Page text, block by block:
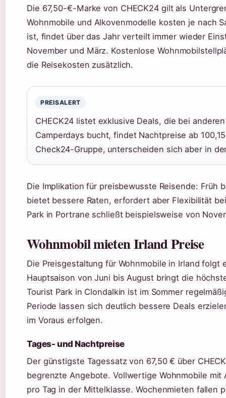
Die 67,50-€-Marke von CHECK24 gilt als
Wohnmobile und Alkovenmodelle kosten je nach
ist, findet über das Jahr verteilt immer wieder
November und März. Kostenlose
die Reisekosten zusätzlich.
PREISALERT
CHECK24 listet exklusive Deals, die bei
Camperdays bucht, findet Nachtpreise ab
Check24-Gruppe, unterscheiden sich aber in
Die Implikation für preisbewusste Reisende: Früh
bietet bessere Raten, erfordert aber Flexibilität
Park in Portrane schließt beispielsweise von
Wohnmobil mieten Irland Preise
Die Preisgestaltung für Wohnmobile in Irland
Hauptsaison von Juni bis August bringt die
Tourist Park in Clondalkin ist im Sommer
Periode lassen sich deutlich bessere Deals
im Voraus erfolgen.
Tages- und Nachtpreise
Der günstigste Tagessatz von 67,50 € über
begrenzte Angebote. Vollwertige Wohnmobile
pro Tag in der Mittelklasse. Wochenmieten fallen